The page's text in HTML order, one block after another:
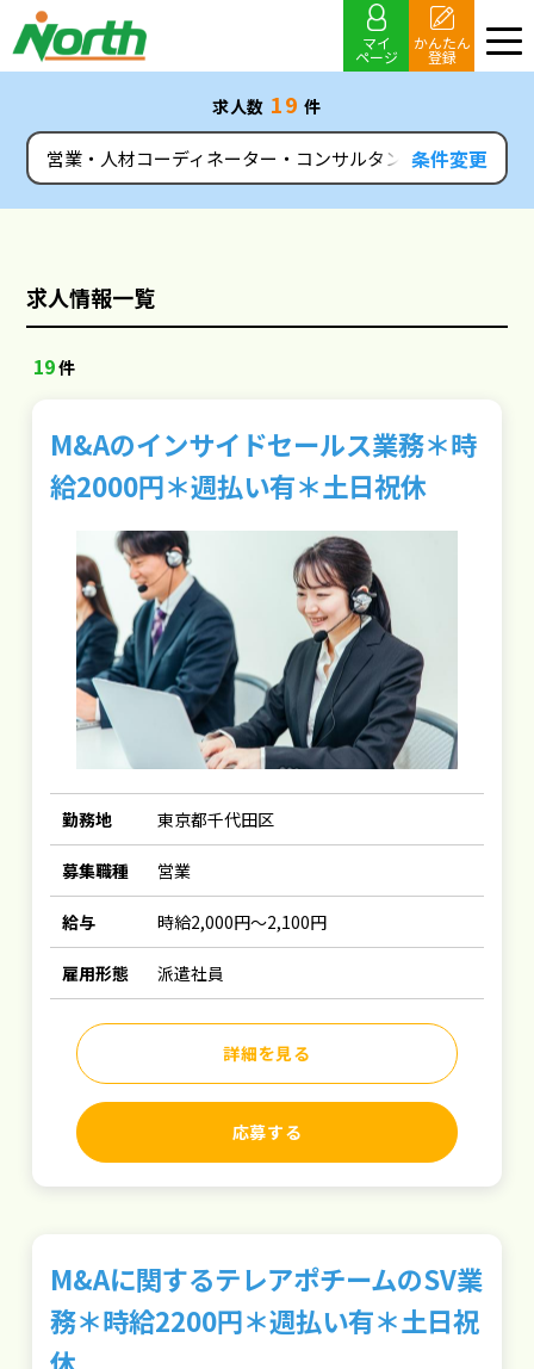
マイ
ページ
かんたん
登録
求人数 19 件
営業・人材コーディネーター・コンサルタント条件変更
求人情報一覧
19件
M&Aのインサイドセールス業務＊時
給2000円＊週払い有＊土日祝休
勤務地 東京都千代田区
募集職種 営業
給与 時給2,000円～2,100円
雇用形態 派遣社員
詳細を見る
応募する
M&Aに関するテレアポチームのSV業
務＊時給2200円＊週払い有＊土日祝